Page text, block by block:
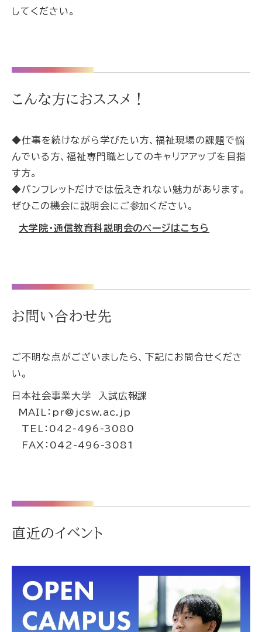
してください。
こんな方におススメ！
◆仕事を続けながら学びたい方、福祉現場の課題で悩
んでいる方、福祉専門職としてのキャリアアップを目指
す方。
◆パンフレットだけでは伝えきれない魅力があります。
ぜひこの機会に説明会にご参加ください。
大学院・通信教育科説明会のページはこちら
お問い合わせ先
ご不明な点がございましたら、下記にお問合せくださ
い。
日本社会事業大学 入試広報課
MAIL：pr@jcsw.ac.jp
TEL：042-496-3080
FAX：042-496-3081
直近のイベント